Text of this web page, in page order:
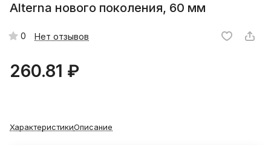
Alterna нового поколения, 60 мм
0 Нет отзывов
260.81 ₽
ХарактеристикиОписание